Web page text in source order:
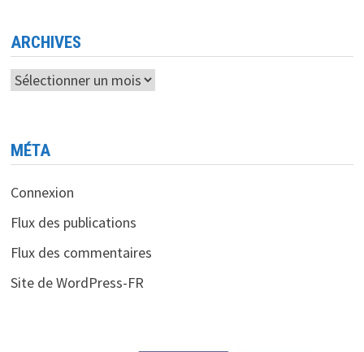
5
NOUVELLES
PLATEFORMES
NUMÉRIQUES
ARCHIVES
Archives
MÉTA
Connexion
Flux des publications
Flux des commentaires
Site de WordPress-FR